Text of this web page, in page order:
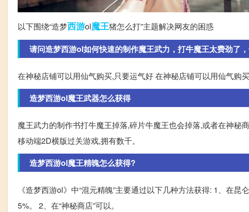
以下围绕“造梦西游ol魔王猪怎么打”主题解决网友的困惑
请问造梦西游ol如何快速的制作魔王武力，打牛魔王太费劲了
在神秘店铺可以用仙气购买,只要运气好 在神秘店铺可以用仙气购
造梦西游ol魔王武器怎么获得
魔王武力的制作书打牛魔王掉落,碎片牛魔王也会掉落,或者在神
移动端2D横版过关游戏,拥有数千。
造梦西游ol魔王精魄怎么获得?
《造梦西游ol》中“混元精魄”主要通过以下几种方法获得: 1、在
5%。 2、在“神秘商店”可以。